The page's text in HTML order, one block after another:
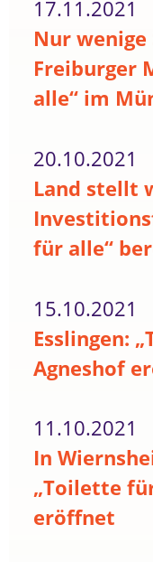
17.11.2021
Nur
Freiburger
alle“ im
20.10.2021
Land stellt
für alle“
15.10.2021
Esslingen:
Agneshof
11.10.2021
In
„Toilette
eröffnet